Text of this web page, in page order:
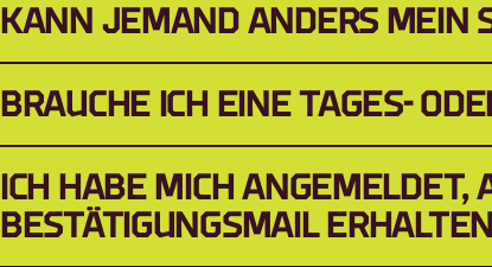
KANN JEMAND ANDERS MEIN
BRAUCHE ICH EINE TAGES-
ICH HABE MICH ANGEMELDET,
BESTÄTIGUNGSMAIL